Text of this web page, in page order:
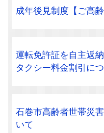
成年後見制度【ご高齢
運転免許証を自主返
タクシー料金割引に
石巻市高齢者世帯災
いて